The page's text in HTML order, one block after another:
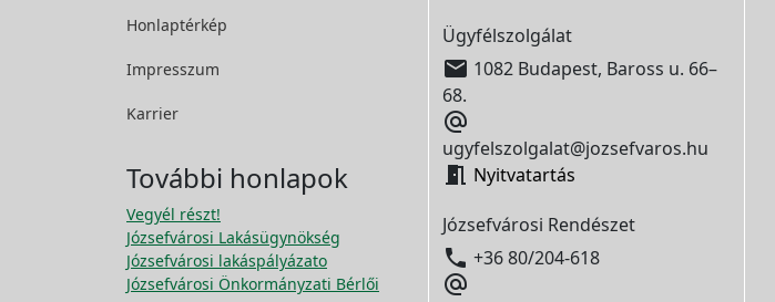
Honlaptérkép
Impresszum
Karrier
További honlapok
Vegyél részt!
Józsefvárosi Lakásügynökség
Józsefvárosi lakáspályázato
Józsefvárosi Önkormányzati Bérlői
Ügyfélszolgálat
 1082 Budapest, Baross u. 66–
68.

ugyfelszolgalat@jozsefvaros.hu
 Nyitvatartás
Józsefvárosi Rendészet
 +36 80/204-618
